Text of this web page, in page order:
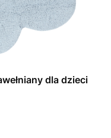
dla dzieci